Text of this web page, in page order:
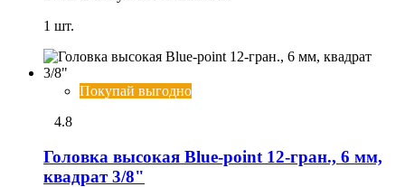
1 шт.
Покупай выгодно
4.8
Головка высокая Blue-point 12-гран., 6 мм,
квадрат 3/8"